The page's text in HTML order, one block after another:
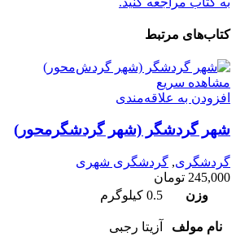
کتاب‌های مرتبط
مشاهده سریع
افزودن به علاقه‌مندی
شهر گردشگر (شهر گردشگر‌محور)
گردشگری, گردشگری شهری
245,000 تومان
وزن
0.5 کیلوگرم
نام مولف آزیتا رجبی